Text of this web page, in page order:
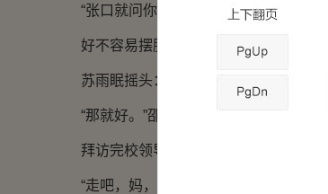
“张口就问你在哪儿，开玩笑，我怎么
好不容易摆脱了渣男，千万不能再跳火
苏雨眠摇头：“没有。”
“那就好。”邵雨薇松了口气，“对了，
拜访完校领导，一切顺利，江琦婷脸
“走吧，妈，上车了。”